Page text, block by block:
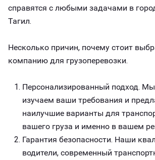
справятся с любыми задачами в
Тагил.
Несколько причин, почему стоит
компанию для грузоперевозки.
Персонализированный подход.
изучаем ваши требования и
наилучшие варианты для
вашего груза и именно в вашем
Гарантия безопасности. Наши
водители, современный